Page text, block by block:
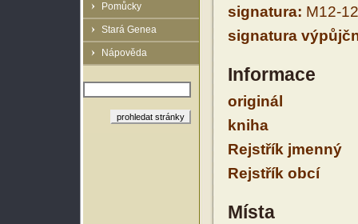
Pomůcky
Stará Genea
Nápověda
signatura: M12-
signatura
Informace
originál
kniha
Rejstřík jmenný
Rejstřík obcí
Místa